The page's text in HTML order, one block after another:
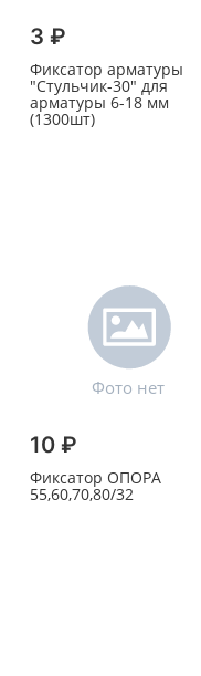
3 ₽
Фиксатор арматуры
"Стульчик-30" для
арматуры 6-18 мм
(1300шт)
10 ₽
Фиксатор ОПОРА
55,60,70,80/32